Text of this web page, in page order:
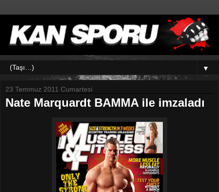
▼
23 Temmuz 2011 Cumartesi
Nate Marquardt BAMMA ile imzaladı